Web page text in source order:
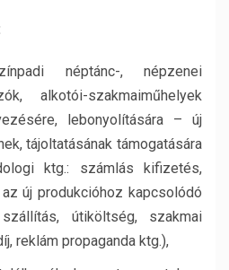
néptánc-, népzenei
alkotói-szakmaiműhelyek
lebonyolítására – új
tájoltatásának támogatására
ktg.: számlás kifizetés,
új produkcióhoz kapcsolódó
útiköltség, szakmai
reklám propaganda ktg.),